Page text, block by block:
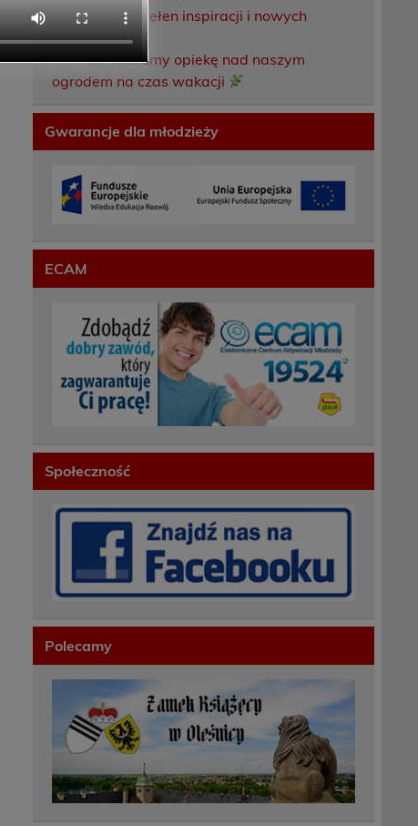
Weekend pełen inspiracji i nowych
doświadczeń!
Przekazaliśmy opiekę nad naszym
ogrodem na czas wakacji
Gwarancje dla młodzieży
ECAM
Społeczność
Polecamy